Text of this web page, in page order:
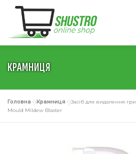
Перейти
ГОЛОВНА
КОНТАКТИ
КРАМНИЦЯ
Головна »Крамниця »Засіб для видалення
Mould Mildew Blaster